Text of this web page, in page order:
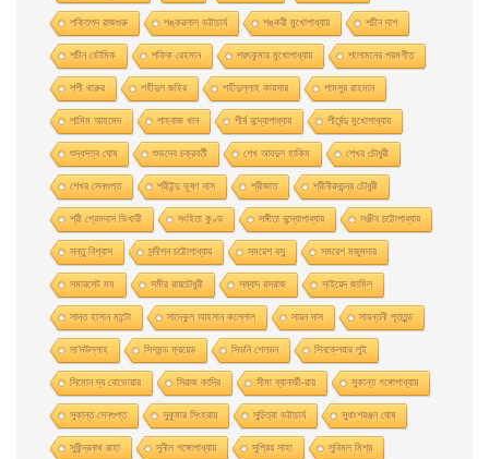
শক্তিপদ রাজগুরু শঙ্করলাল ভট্টাচার্য শঙ্করী মুখােপাধ্যায় শচীন দাশ
শচীন ভৌমিক শফিক রেহমান শরৎকুমার মুখোপাধ্যায় শলোমনের পরমগীত
শশী থারুর শহীদুল জহির শহীদুল্লাহ কায়সার শামসুর রাহমান
শামিম আহমেদ শাহবাজ খান শীর্ষ বন্দ্যোপাধ্যায় শীর্ষেন্দু মুখোপাধ্যায়
শুদ্ধসত্ব ঘোষ শুভদেব চক্রবর্তী শেখ আবদুল হাকিম শেখর চৌধুরী
শেখর সেনগুপ্ত শ্রীইন্দু ভূষণ দাস শ্রীজাত শ্রীনীরদচন্দ্র চৌধুরী
শ্রী প্রেমদাস ভিখারী সংহিতা কুণ্ড সঙ্গীতা বন্দ্যোপাধ্যায় সঞ্জীব চট্টোপাধ্যায়
সন্তু বিশ্বাস সন্দীপন চট্টোপাধ্যায় সমরেশ বসু সমরেশ মজুমদার
সমারসেট মম সমীর রায়চৌধুরী সম্বাদ রসরাজ সাইয়েদ জামিল
সাদত হাসান মান্টো সাদেকুল আহসান কল্লোল সায়ন দাস সায়ন্তনী পূততুন্ড
সা’দউল্লাহ সিগমন্ড ফ্রয়েড সিডনি শেলডন সিনক্লেয়ার লুই
সিমোন দ্য বোভোয়ার সিরাজ কাদির সীমা ব্যানার্জী-রায় সুকান্ত গঙ্গোপাধ্যায়
সুকান্ত সেনগুপ্ত সুকুমার সিংহরায় সুচিত্রা ভট্টাচার্য সুধাংশরঞ্জন ঘোষ
সুধীন্দ্রনাথ রাহা সুনীল গঙ্গোপাধ্যায় সুপ্রিয় সাহা সুবিমল মিশ্র